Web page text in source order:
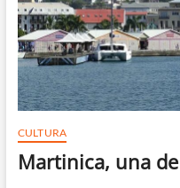
CULTURA
Martinica, una